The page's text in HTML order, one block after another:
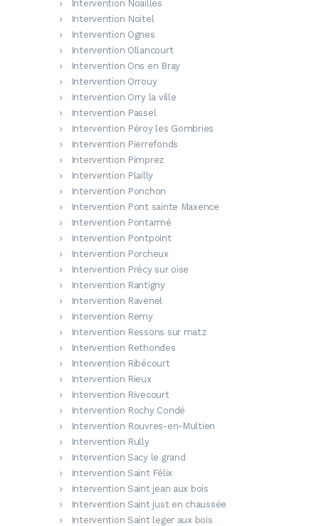
Intervention Noailles
Intervention Noitel
Intervention Ognes
Intervention Ollancourt
Intervention Ons en Bray
Intervention Orrouy
Intervention Orry la ville
Intervention Passel
Intervention Péroy les Gombries
Intervention Pierrefonds
Intervention Pimprez
Intervention Plailly
Intervention Ponchon
Intervention Pont sainte Maxence
Intervention Pontarmé
Intervention Pontpoint
Intervention Porcheux
Intervention Précy sur oise
Intervention Rantigny
Intervention Ravenel
Intervention Remy
Intervention Ressons sur matz
Intervention Rethondes
Intervention Ribécourt
Intervention Rieux
Intervention Rivecourt
Intervention Rochy Condé
Intervention Rouvres-en-Multien
Intervention Rully
Intervention Sacy le grand
Intervention Saint Félix
Intervention Saint jean aux bois
Intervention Saint just en chaussée
Intervention Saint leger aux bois